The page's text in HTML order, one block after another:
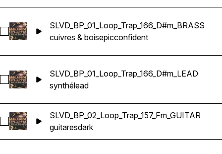
Sélectionnez SLVD_BP_01_Loop_Trap_166_D#m_BRASS
SLVD_BP_01_Loop_Trap_166_D#m_BRASS
cuivres & boisepicconfident
Sélectionnez SLVD_BP_01_Loop_Trap_166_D#m_LEAD
SLVD_BP_01_Loop_Trap_166_D#m_LEAD
synthélead
Sélectionnez SLVD_BP_02_Loop_Trap_157_Fm_GUITAR
SLVD_BP_02_Loop_Trap_157_Fm_GUITAR
guitaresdark